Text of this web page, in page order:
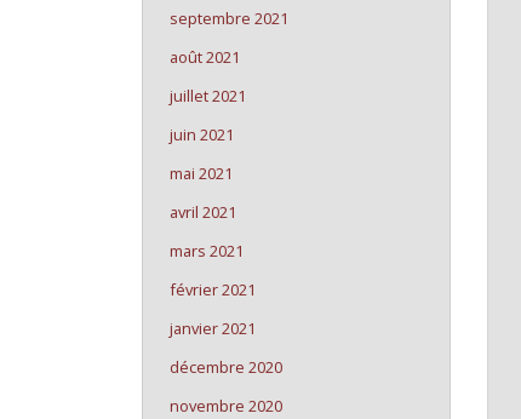
septembre 2021
août 2021
juillet 2021
juin 2021
mai 2021
avril 2021
mars 2021
février 2021
janvier 2021
décembre 2020
novembre 2020